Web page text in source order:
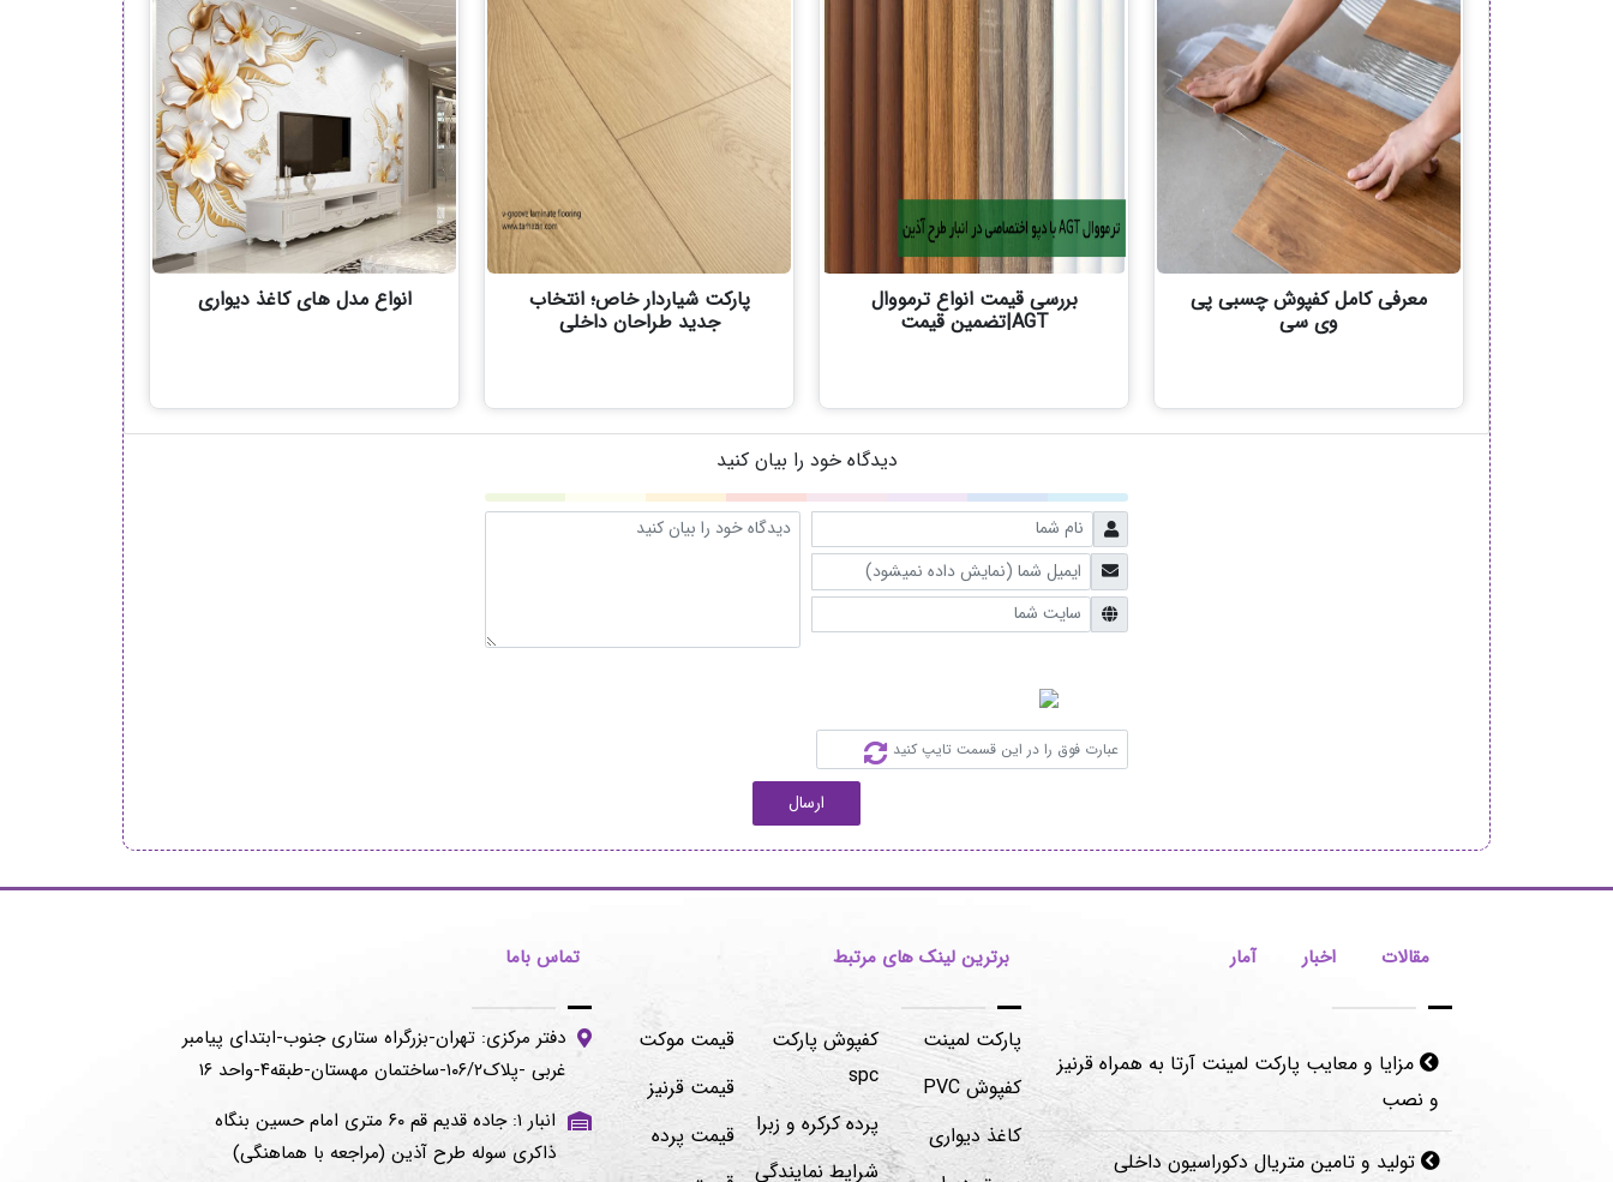
معرفی کامل کفپوش چسبی پی
وی سی
بررسی قیمت انواع ترمووال
AGT|تضمین قیمت
پارکت شیاردار خاص؛ انتخاب
جدید طراحان داخلی
انواع مدل های کاغذ دیواری
دیدگاه خود را بیان کنید
ارسال
مقالات اخبار آمار
مزایا و معایب پارکت لمینت آرتا به همراه قرنیز
و نصب
تولید و تامین متریال دکوراسیون داخلی
برترین لینک های مرتبط
پارکت لمینت
کفپوش PVC
کاغذ دیواری
کفپوش پارکت
spc
پرده کرکره و زبرا
شرایط نمایندگی
قیمت موکت
قیمت قرنیز
قیمت پرده
تماس باما
دفتر مرکزی: تهران-بزرگراه ستاری جنوب-ابتدای پیامبر
غربی -پلاک۱۰۶/۲-ساختمان مهستان-طبقه۴-واحد ۱۶
انبار ۱: جاده قدیم قم ۶۰ متری امام حسین بنگاه
ذاکری سوله طرح آذین (مراجعه با هماهنگی)